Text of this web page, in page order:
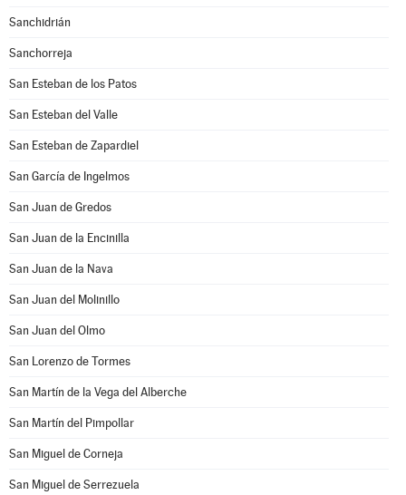
Sanchidrián
Sanchorreja
San Esteban de los Patos
San Esteban del Valle
San Esteban de Zapardiel
San García de Ingelmos
San Juan de Gredos
San Juan de la Encinilla
San Juan de la Nava
San Juan del Molinillo
San Juan del Olmo
San Lorenzo de Tormes
San Martín de la Vega del Alberche
San Martín del Pimpollar
San Miguel de Corneja
San Miguel de Serrezuela